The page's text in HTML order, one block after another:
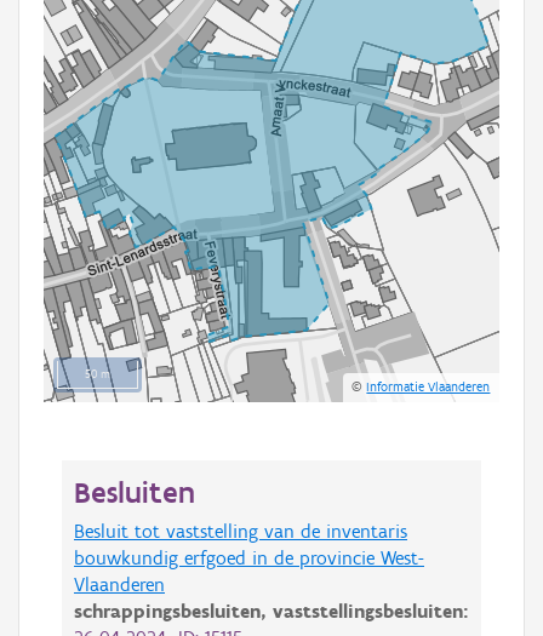
50 m
©Informatie Vlaanderen
Besluiten
Besluit tot vaststelling van de inventaris
bouwkundig erfgoed in de provincie West-
Vlaanderen
schrappingsbesluiten, vaststellingsbesluiten: